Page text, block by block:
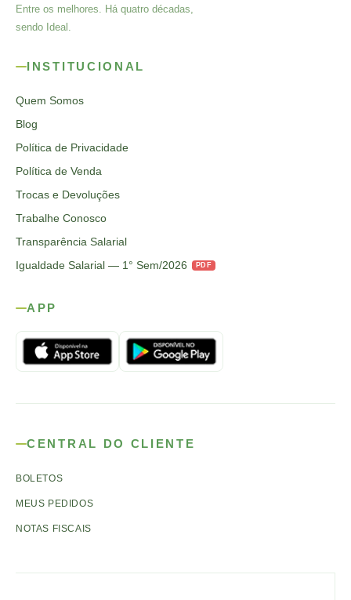
Entre os melhores. Há quatro décadas,
sendo Ideal.
INSTITUCIONAL
Quem Somos
Blog
Política de Privacidade
Política de Venda
Trocas e Devoluções
Trabalhe Conosco
Transparência Salarial
Igualdade Salarial — 1° Sem/2026
PDF
APP
CENTRAL DO CLIENTE
BOLETOS
MEUS PEDIDOS
NOTAS FISCAIS